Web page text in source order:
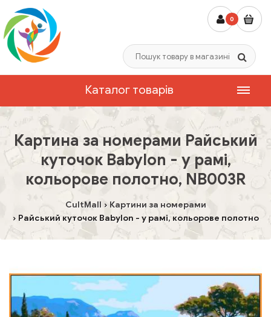
0
Каталог товарів
Картина за номерами Райський
куточок Babylon - у рамі,
кольорове полотно, NB003R
CultMall
Картини за номерами
Райський куточок Babylon - у рамі, кольорове полотно